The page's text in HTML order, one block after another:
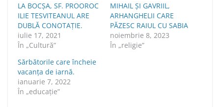
LA BOCȘA, SF. PROOROC
ILIE TESVITEANUL ARE
DUBLĂ CONOTAȚIE.
iulie 17, 2021
În „Cultură”
MIHAIL ŞI GAVRIIL,
ARHANGHELII CARE
PĂZESC RAIUL CU SABIA
noiembrie 8, 2023
În „religie”
Sărbătorile care încheie
vacanța de iarnă.
ianuarie 7, 2022
În „educație”